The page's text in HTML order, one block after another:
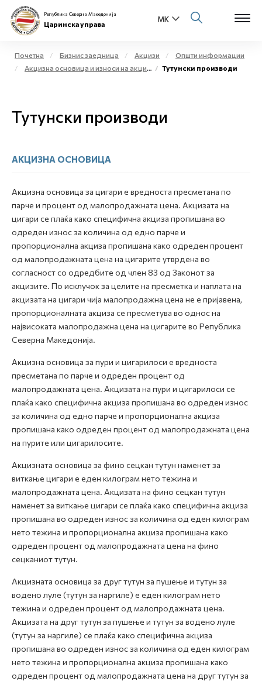
Физички лица
Медиа центар
Контакт
Е-Весник
Република Северна Македонија
Царинска управа
Почетна Бизнис заедница Акцизи
Општи информации
Акцизна основица и износи на акциза
Тутунски производи
Тутунски производи
АКЦИЗНА ОСНОВИЦА
Акцизна основица за цигари е вредноста пресметана по
парче и процент од малопродажната цена. Акцизата на
цигари се плаќа како специфична акциза пропишана во
одреден износ за количина од едно парче и
пропорционална акциза пропишана како одреден процент
од малопродажната цена на цигарите утврдена во
согласност со одредбите од член 83 од Законот за
акцизите. По исклучок за целите на пресметка и наплата на
акцизата на цигари чија малопродажна цена не е пријавена,
пропорционалната акциза се пресметува во однос на
највисоката малопродажна цена на цигарите во Република
Северна Македонија.
Акцизна основица за пури и цигарилоси е вредноста
пресметана по парче и одреден процент од
малопродажната цена. Акцизата на пури и цигарилоси се
плаќа како специфична акциза пропишана во одреден износ
за количина од едно парче и пропорционална акциза
пропишана како одреден процент од малопродажната цена
на пурите или цигарилосите.
Акцизната основица за фино сецкан тутун наменет за
виткање цигари е еден килограм нето тежина и
малопродажната цена. Акцизата на фино сецкан тутун
наменет за виткање цигари се плаќа како специфична акциза
пропишана во одреден износ за количина од еден килограм
нето тежина и пропорционална акциза пропишана како
одреден процент од малопродажната цена на фино
сецканиот тутун.
Акцизната основица за друг тутун за пушење и тутун за
водено луле (тутун за наргиле) е еден килограм нето
тежина и одреден процент од малопродажната цена.
Акцизата на друг тутун за пушење и тутун за водено луле
(тутун за наргиле) се плаќа како специфична акциза
пропишана во одреден износ за количина од еден килограм
нето тежина и пропорционална акциза пропишана како
одреден процент од малопродажната цена на друг тутун за